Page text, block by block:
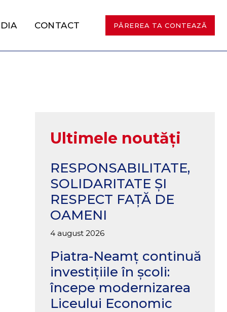
CONTACT PĂREREA TA CONTEAZĂ
Ultimele noutăți
RESPONSABILITATE,
SOLIDARITATE ȘI
RESPECT FAȚĂ DE
OAMENI
4 august 2026
Piatra-Neamț continuă
investițiile în școli:
începe modernizarea
Liceului Economic